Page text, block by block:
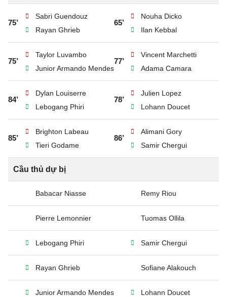
75’
Sabri Guendouz
Rayan Ghrieb
65’
Nouha Dicko
Ilan Kebbal
75’
Taylor Luvambo
Junior Armando Mendes
77’
Vincent Marchetti
Adama Camara
84’
Dylan Louiserre
Lebogang Phiri
78’
Julien Lopez
Lohann Doucet
85’
Brighton Labeau
Tieri Godame
86’
Alimani Gory
Samir Chergui
Cầu thủ dự bị
Babacar Niasse Remy Riou
Pierre Lemonnier Tuomas Ollila
Lebogang Phiri Samir Chergui
Rayan Ghrieb Sofiane Alakouch
Junior Armando Mendes Lohann Doucet